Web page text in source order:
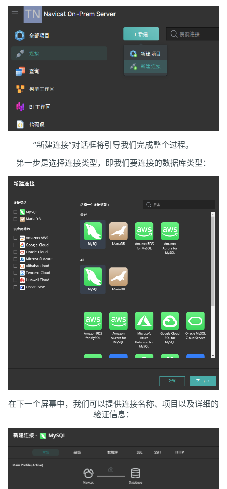
“新建连接”对话框将引导我们完成整个过程。
第一步是选择连接类型，即我们要连接的数据库类型：
在下一个屏幕中，我们可以提供连接名称、项目以及详细的
验证信息：